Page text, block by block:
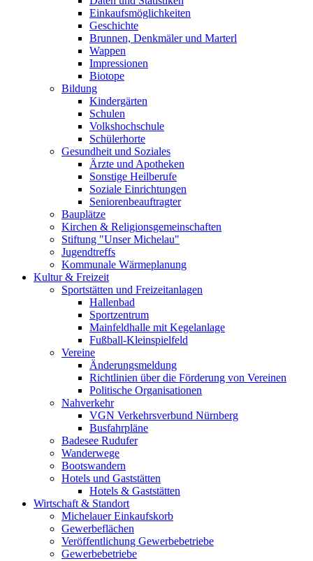
Einkaufsmöglichkeiten
Geschichte
Brunnen, Denkmäler und Marterl
Wappen
Impressionen
Biotope
Bildung
Kindergärten
Schulen
Volkshochschule
Schülerhorte
Gesundheit und Soziales
Ärzte und Apotheken
Sonstige Heilberufe
Soziale Einrichtungen
Seniorenbeauftragter
Bauplätze
Kirchen & Religionsgemeinschaften
Stiftung "Unser Michelau"
Jugendtreffs
Kommunale Wärmeplanung
Kultur & Freizeit
Sportstätten und Freizeitanlagen
Hallenbad
Sportzentrum
Mainfeldhalle mit Kegelanlage
Fußball-Kleinspielfeld
Vereine
Änderungsmeldung
Richtlinien über die Förderung von Vereinen
Politische Organisationen
Nahverkehr
VGN Verkehrsverbund Nürnberg
Busfahrpläne
Badesee Rudufer
Wanderwege
Bootswandern
Hotels und Gaststätten
Hotels & Gaststätten
Wirtschaft & Standort
Michelauer Einkaufskorb
Gewerbeflächen
Veröffentlichung Gewerbebetriebe
Gewerbebetriebe